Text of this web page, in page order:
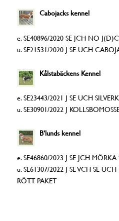
Cabojacks kennel
e. SE40896/2020 SE JCH NO
u. SE21531/2020 J SE UCH
Kålstabäckens Kennel
e. SE23443/2021 J SE UCH
u. SE30901/2022 J
B’lunds kennel
e. SE46860/2023 J SE JCH MÖRKA
u. SE61307/2022 J SE VCH SE
RÖTT PAKET